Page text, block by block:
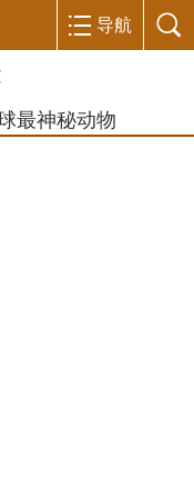
导航
最神秘动物